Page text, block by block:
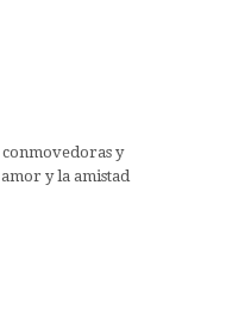
conmovedoras y
y la amistad